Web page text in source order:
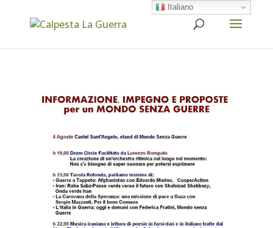
Italiano